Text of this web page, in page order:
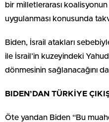
bir milletlerarası koalisyonun
uygulanması konusunda
Biden, İsrail atakları
ile İsrail’in kuzeyindeki
dönmesinin sağlanacağını
BIDEN’DAN TÜRKİYE
Öte yandan Biden “Bu